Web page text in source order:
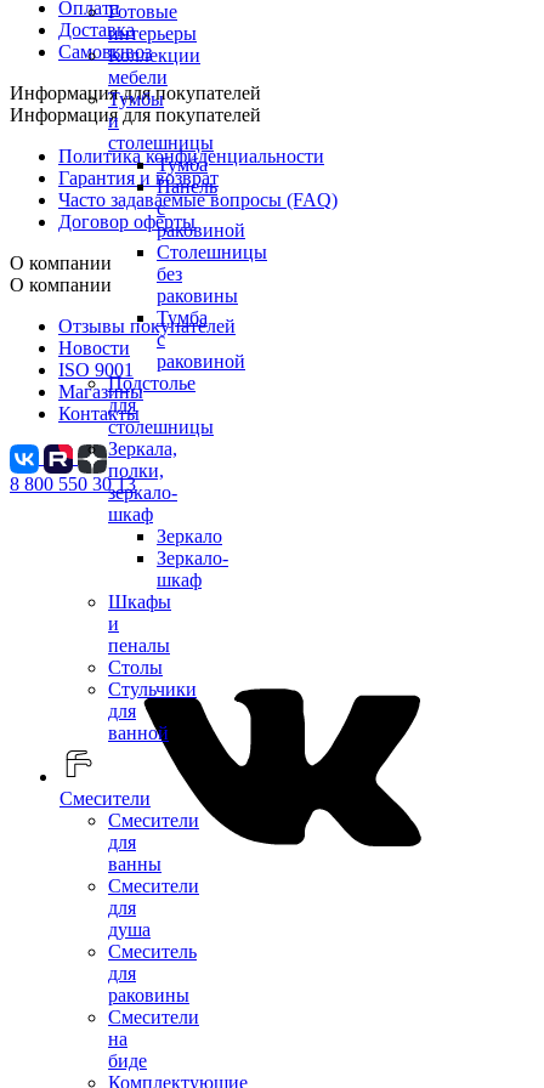
Готовые
интерьеры
Коллекции
мебели
Тумбы
и
столешницы
Тумба
Панель
с
раковиной
Столешницы
без
раковины
Тумба
с
раковиной
Подстолье
для
столешницы
Зеркала,
полки,
зеркало-
шкаф
Зеркало
Зеркало-
шкаф
Шкафы
и
пеналы
Столы
Стульчики
для
ванной
Смесители
Смесители
для
ванны
Смесители
для
душа
Смеситель
для
раковины
Смесители
на
биде
Комплектующие
Оплата
Доставка
Самовывоз
Информация для покупателей
Информация для покупателей
Политика конфиденциальности
Гарантия и возврат
Часто задаваемые вопросы (FAQ)
Договор оферты
О компании
О компании
Отзывы покупателей
Новости
ISO 9001
Магазины
Контакты
8 800 550 30 13